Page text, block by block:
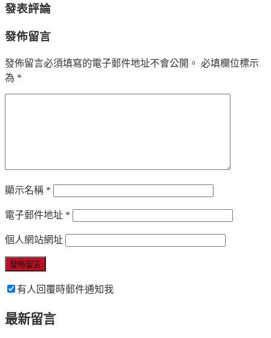
發表評論
發佈留言
發佈留言必須填寫的電子郵件地址不會公開。 必填欄位標示
為 *
顯示名稱 *
電子郵件地址 *
個人網站網址
有人回覆時郵件通知我
最新留言